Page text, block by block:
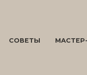
СОВЕТЫ